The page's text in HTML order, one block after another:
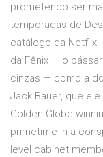
prometendo ser
temporadas de
catálogo da
da Fênix — o
cinzas — como a
Jack Bauer, que ele
Golden Globe-
primetime in a
level cabinet